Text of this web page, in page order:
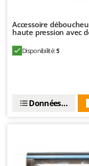
Wolf Garten
Wortex
Zodiac
Accessoire
haute pression avec
Disponibilité:5
Données